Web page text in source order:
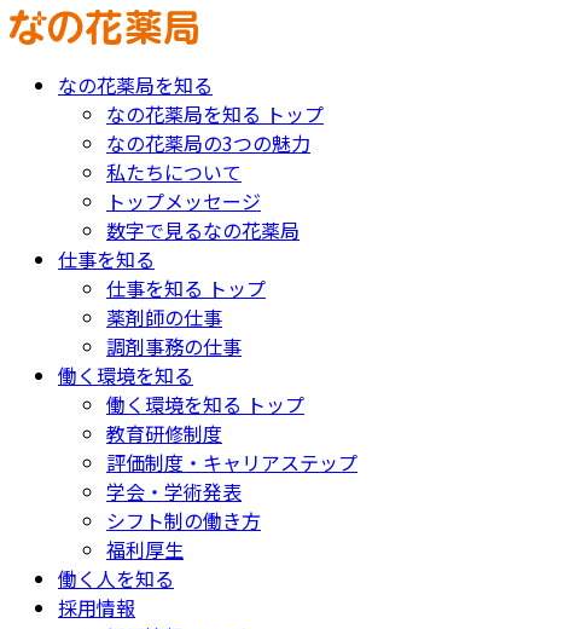
なの花薬局を知る
なの花薬局を知る トップ
なの花薬局の3つの魅力
私たちについて
トップメッセージ
数字で見るなの花薬局
仕事を知る
仕事を知る トップ
薬剤師の仕事
調剤事務の仕事
働く環境を知る
働く環境を知る トップ
教育研修制度
評価制度・キャリアステップ
学会・学術発表
シフト制の働き方
福利厚生
働く人を知る
採用情報